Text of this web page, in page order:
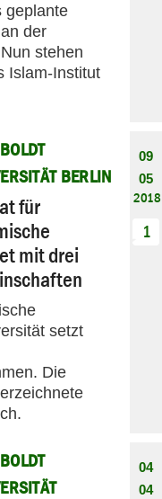
geplante
der
stehen
Islam-Institut
BERLIN
für
mit drei
setzt
Die
09
05
2018
1
04
04